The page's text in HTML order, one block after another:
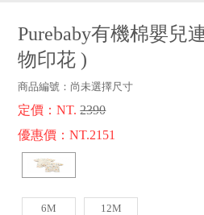
客服專區
Purebaby有機棉嬰兒
物印花 )
商品編號： 尚未選擇尺寸
定價：NT.2390
優惠價：NT.2151
6M 12M